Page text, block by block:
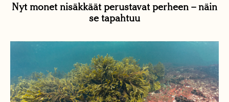
Nyt monet nisäkkäät perustavat perheen – näin
se tapahtuu